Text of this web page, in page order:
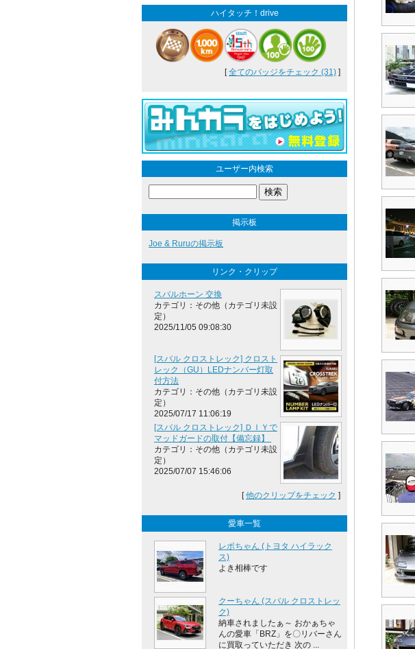
ハイタッチ！drive
[全てのバッジをチェック (31) ]
ユーザー内検索
掲示板
Joe & Ruruの掲示板
リンク・クリップ
スバルホーン 交換
カテゴリ：その他（カテゴリ未設
定）
2025/11/05 09:08:30
[スバル クロストレック] クロスト
レック（GU）LEDナンバー灯取
付方法
カテゴリ：その他（カテゴリ未設
定）
2025/07/17 11:06:19
[スバル クロストレック] ＤＩＹで
マッドガードの取付【備忘録】
カテゴリ：その他（カテゴリ未設
定）
2025/07/07 15:46:06
[他のクリップをチェック ]
愛車一覧
レボちゃん (トヨタ ハイラック
ス)
よき相棒です
クーちゃん (スバル クロストレッ
ク)
納車されましたぁ～ おかぁちゃ
んの愛車「BRZ」を〇リバーさん
に買取っていただき 次の ...